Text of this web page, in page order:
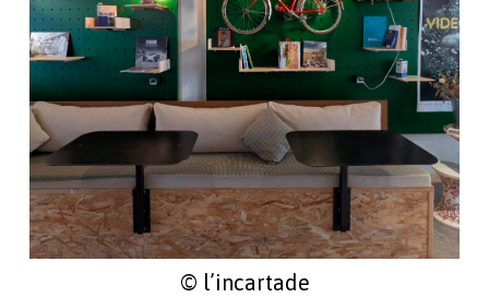
© l’incartade